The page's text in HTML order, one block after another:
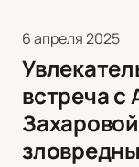
6 апреля 2025
встреча с